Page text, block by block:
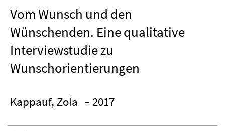
Vom Wunsch und den
Wünschenden. Eine qualitative
Interviewstudie zu
Wunschorientierungen
Kappauf, Zola – 2017